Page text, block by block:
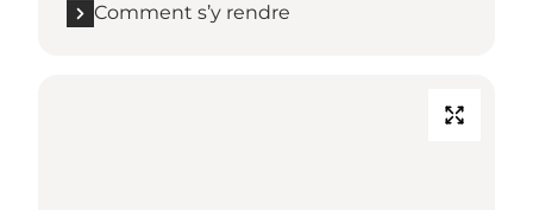
Comment s’y rendre